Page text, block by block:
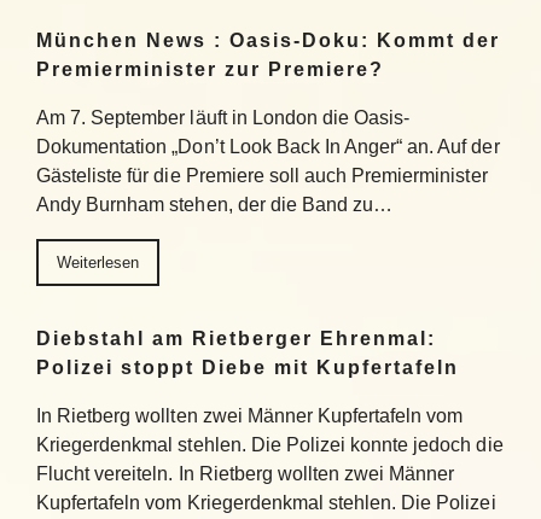
München News : Oasis-Doku: Kommt der
Premierminister zur Premiere?
Am 7. September läuft in London die Oasis-
Dokumentation „Don’t Look Back In Anger“ an. Auf der
Gästeliste für die Premiere soll auch Premierminister
Andy Burnham stehen, der die Band zu…
Weiterlesen
Diebstahl am Rietberger Ehrenmal:
Polizei stoppt Diebe mit Kupfertafeln
In Rietberg wollten zwei Männer Kupfertafeln vom
Kriegerdenkmal stehlen. Die Polizei konnte jedoch die
Flucht vereiteln. In Rietberg wollten zwei Männer
Kupfertafeln vom Kriegerdenkmal stehlen. Die Polizei